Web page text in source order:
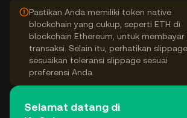
Pastikan Anda memiliki token native
blockchain yang cukup, seperti ETH di
blockchain Ethereum, untuk membayar
transaksi. Selain itu, perhatikan
sesuaikan toleransi slippage sesuai
preferensi Anda.
Selamat datang di